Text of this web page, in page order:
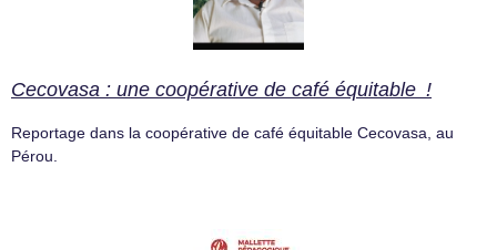
Cecovasa : une coopérative de café équitable !
Reportage dans la coopérative de café équitable Cecovasa, au
Pérou.